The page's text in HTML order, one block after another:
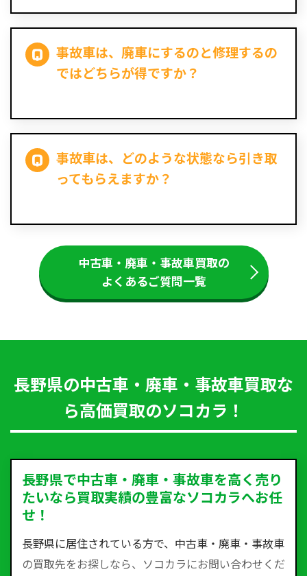
事故車は、廃車にするのと修理するの
ではどちらが得ですか？
事故車は、どのような状態なら引き取
ってもらえますか？
中古車・廃車・事故車買取の
よくあるご質問一覧
長野県の中古車・廃車・事故車買取な
ら高価買取のソコカラ！
長野県で中古車・廃車・事故車を高く売り
たいなら買取実績の豊富なソコカラへお任
せ！
長野県に居住されている方で、中古車・廃車・事故車
の買取先をお探しなら、ソコカラにお問い合わせくだ